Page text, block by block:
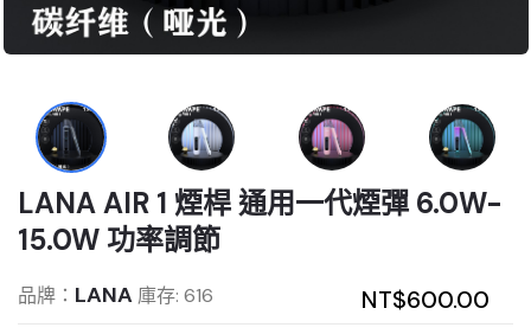
LANA AIR 1 煙桿 通用一代煙彈 6.0W-
15.0W 功率調節
品牌： LANA NT$600.00
庫存: 616